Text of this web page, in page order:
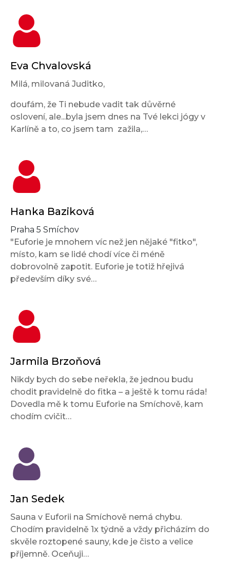
Eva Chvalovská
Milá, milovaná Juditko,
doufám, že Ti nebude vadit tak důvěrné
oslovení, ale...byla jsem dnes na Tvé lekci jógy v
Karlíně a to, co jsem tam zažila,…
Hanka Baziková
Praha 5 Smíchov
"Euforie je mnohem víc než jen nějaké "fitko",
místo, kam se lidé chodí více či méně
dobrovolně zapotit. Euforie je totiž hřejivá
především díky své…
Jarmila Brzoňová
Nikdy bych do sebe neřekla, že jednou budu
chodit pravidelně do fitka – a ještě k tomu ráda!
Dovedla mě k tomu Euforie na Smíchově, kam
chodím cvičit…
Jan Sedek
Sauna v Euforii na Smíchově nemá chybu.
Chodím pravidelně 1x týdně a vždy přicházím do
skvěle roztopené sauny, kde je čisto a velice
příjemně. Oceňuji…